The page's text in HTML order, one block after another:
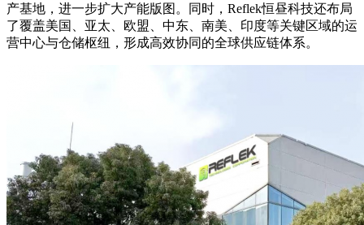
产基地，进一步扩大产能版图。同时，Reflek恒昼科技还布局
了覆盖美国、亚太、欧盟、中东、南美、印度等关键区域的运
营中心与仓储枢纽，形成高效协同的全球供应链体系。